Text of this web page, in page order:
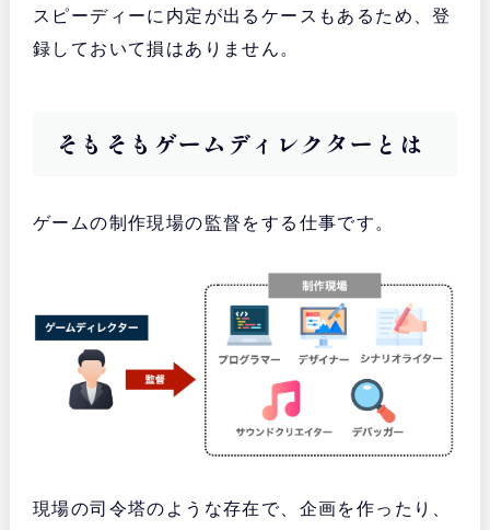
スピーディーに内定が出るケースもあるため、登
録しておいて損はありません。
そもそもゲームディレクターとは
ゲームの制作現場の監督をする仕事です。
現場の司令塔のような存在で、企画を作ったり、